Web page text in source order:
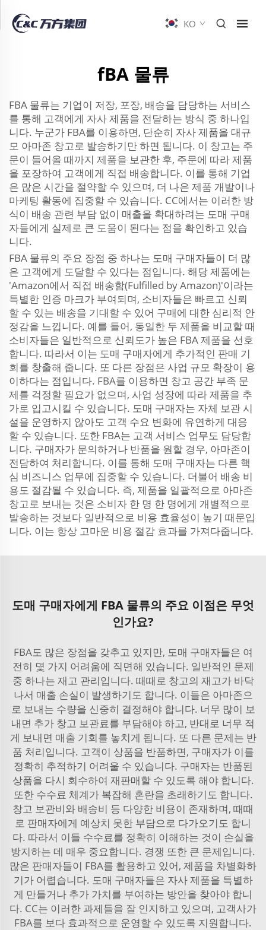
KO
fBA 물류
FBA 물류는 기업이 저장, 포장, 배송을 담당하는 서비스
를 통해 고객에게 자사 제품을 전달하는 방식 중 하나입
니다. 누군가 FBA를 이용하면, 단순히 자사 제품을 대규
모 아마존 창고로 발송하기만 하면 됩니다. 이 창고는 주
문이 들어올 때까지 제품을 보관한 후, 주문에 따라 제품
을 포장하여 고객에게 직접 배송합니다. 이를 통해 기업
은 많은 시간을 절약할 수 있으며, 더 나은 제품 개발이나
마케팅 활동에 집중할 수 있습니다. CC에서는 이러한 방
식이 배송 관련 부담 없이 매출을 확대하려는 도매 구매
자들에게 실제로 큰 도움이 된다는 점을 확인하고 있습
니다.
FBA 물류의 주요 장점 중 하나는 도매 구매자들이 더 많
은 고객에게 도달할 수 있다는 점입니다. 해당 제품에는
'Amazon에서 직접 배송함(Fulfilled by Amazon)'이라는
특별한 인증 마크가 부여되며, 소비자들은 빠르고 신뢰
할 수 있는 배송을 기대할 수 있어 구매에 대한 심리적 안
정감을 느낍니다. 예를 들어, 동일한 두 제품을 비교할 때
소비자들은 일반적으로 신뢰도가 높은 FBA 제품을 선호
합니다. 따라서 이는 도매 구매자에게 추가적인 판매 기
회를 창출해 줍니다. 또 다른 장점은 사업 규모 확장이 용
이하다는 점입니다. FBA를 이용하면 창고 공간 부족 문
제를 걱정할 필요가 없으며, 사업 성장에 따라 제품을 추
가로 입고시킬 수 있습니다. 도매 구매자는 자체 보관 시
설을 운영하지 않아도 고객 수요 변화에 유연하게 대응
할 수 있습니다. 또한 FBA는 고객 서비스 업무도 담당합
니다. 구매자가 문의하거나 반품을 원할 경우, 아마존이
전담하여 처리합니다. 이를 통해 도매 구매자는 다른 핵
심 비즈니스 업무에 집중할 수 있습니다. 더불어 배송 비
용도 절감될 수 있습니다. 즉, 제품을 일괄적으로 아마존
창고로 보내는 것은 소비자 한 명 한 명에게 개별적으로
발송하는 것보다 일반적으로 비용 효율성이 높기 때문입
니다. 이는 항상 고마운 비용 절감 효과를 가져다줍니다.
도매 구매자에게 FBA 물류의 주요 이점은 무엇
인가요?
FBA도 많은 장점을 갖추고 있지만, 도매 구매자들은 여
전히 몇 가지 어려움에 직면해 있습니다. 일반적인 문제
중 하나는 재고 관리입니다. 때때로 창고의 재고가 바닥
나서 매출 손실이 발생하기도 합니다. 이들은 아마존으
로 보내는 수량을 신중히 결정해야 합니다. 너무 많이 보
내면 추가 창고 보관료를 부담해야 하고, 반대로 너무 적
게 보내면 매출 기회를 놓치게 됩니다. 또 다른 문제는 반
품 처리입니다. 고객이 상품을 반품하면, 구매자가 이를
정확히 추적하기 어려울 수 있습니다. 구매자는 반품된
상품을 다시 회수하여 재판매할 수 있도록 해야 합니다.
또한 수수료 체계가 복잡해 혼란을 초래하기도 합니다.
창고 보관비와 배송비 등 다양한 비용이 존재하며, 때때
로 판매자에게 예상치 못한 부담으로 다가오기도 합니
다. 따라서 이들 수수료를 정확히 이해하는 것이 손실을
방지하는 데 매우 중요합니다. 경쟁 또한 큰 문제입니다.
많은 판매자들이 FBA를 활용하고 있어, 제품을 차별화하
기가 어렵습니다. 도매 구매자들은 자사 제품을 특별하
게 만들거나 추가 가치를 부여하는 방안을 찾아야 합니
다. CC는 이러한 과제들을 잘 인지하고 있으며, 고객사가
FBA를 보다 효과적으로 운영할 수 있도록 지원합니다.